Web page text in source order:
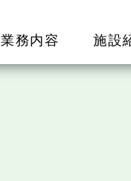
業務内容 施設